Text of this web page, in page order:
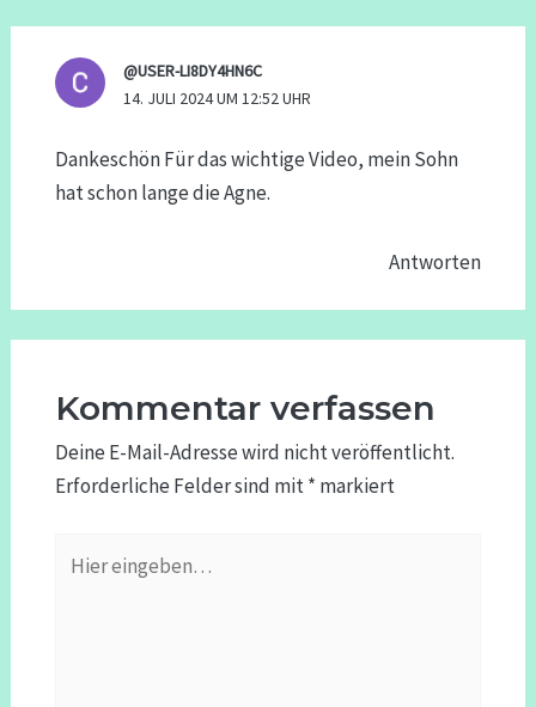
@USER-LI8DY4HN6C
14. JULI 2024 UM 12:52 UHR
Dankeschön Für das wichtige Video, mein Sohn
hat schon lange die Agne.
Antworten
Kommentar verfassen
Deine E-Mail-Adresse wird nicht veröffentlicht.
Erforderliche Felder sind mit* markiert
eingeben…